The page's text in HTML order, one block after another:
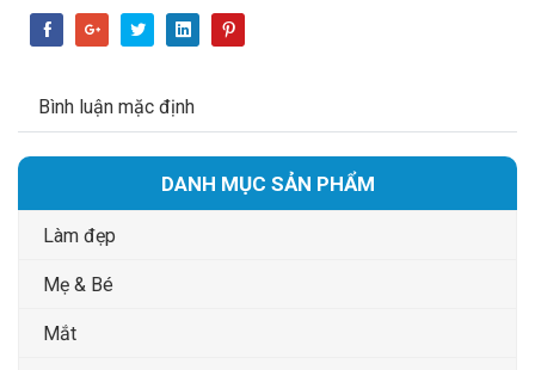
DANH MỤC SẢN PHẨM
Làm đẹp
Mẹ & Bé
Mắt
Bình luận mặc định